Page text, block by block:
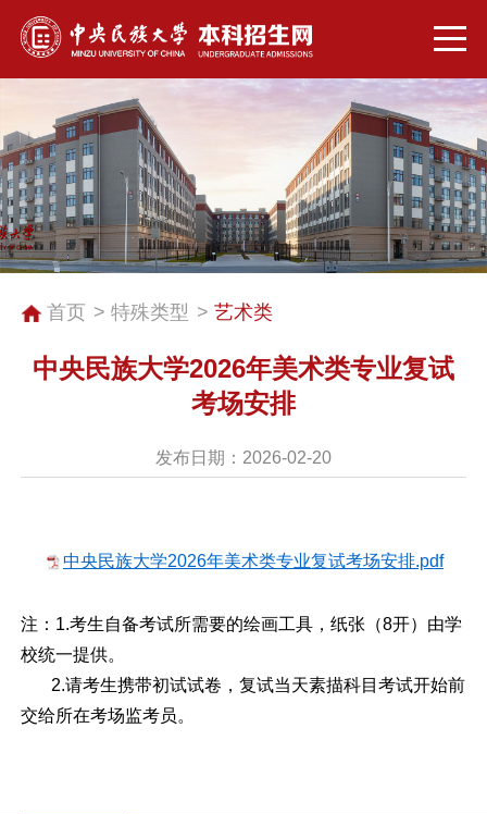
首页 特殊类型 艺术类
中央民族大学2026年美术类专业复试
考场安排
发布日期：2026-02-20
中央民族大学2026年美术类专业复试考场安排.pdf
注：1.考生自备考试所需要的绘画工具，纸张（8开）由学
校统一提供。
2.请考生携带初试试卷，复试当天素描科目考试开始前
交给所在考场监考员。